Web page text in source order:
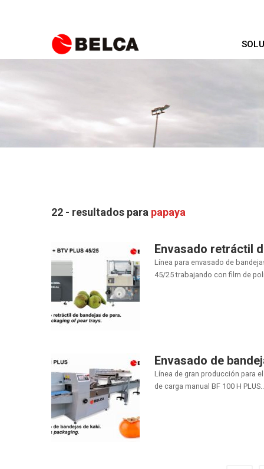
22 - resultados para papaya
Envasado retráctil
Línea para envasado de
45/25 trabajando con film de
Envasado de
Línea de gran producción para
de carga manual BF 100 H